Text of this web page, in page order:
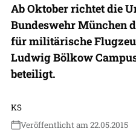
Ab Oktober richtet die
Bundeswehr München
für militärische
Ludwig Bölkow
beteiligt.
KS
Veröffentlicht am 22.05.2015